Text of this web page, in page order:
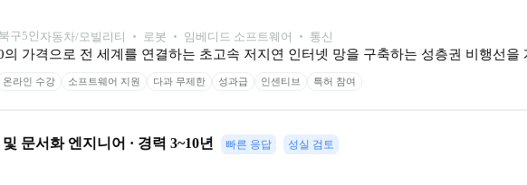
구5인 자동차/모빌리티 ‧ 로봇 ‧ 임베디드 소프트웨어 ‧ 통신
의 가격으로 전 세계를 연결하는 초고속 저지연 인터넷 망을 구축하는 성층권 비행선을
온라인 수강 소프트웨어 지원 다과 무제한 성과급 인센티브 특허 참여
문서화 엔지니어 · 경력 3~10년 빠른 응답
성실 검토